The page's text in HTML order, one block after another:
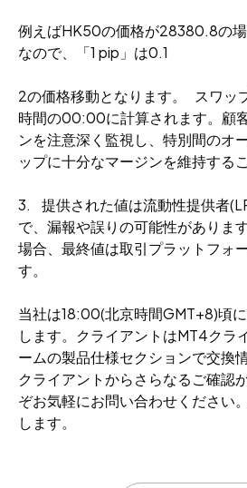
例えばHK50の価格が28380.8の
なので、「1 pip」は0.1
2の価格移動となります。 スワッ
時間の00:00に計算されます。顧
ンを注意深く監視し、特別間のオ
ップに十分なマージンを維持する
3. 提供された値は流動性提供者
で、漏報や誤りの可能性がありま
場合、最終値は取引プラットフォ
す。
当社は18:00(北京時間GMT+8)頃
します。クライアントはMT4クラ
ームの製品仕様セクションで交換
クライアントからさらなるご確認
ぞお気軽にお問い合わせください
します。